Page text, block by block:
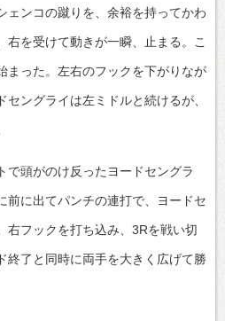
ェンコの蹴りを、余裕を持ってかわ
右を受けて動きが一瞬、止まる。こ
まった。左右のフックを下がりなが
ングライは左ミドルと続けるが、
で頭がのけ反ったヨードセングラ
前に出てパンチの連打で、ヨードセ
右フックを打ち込み、3Rを戦い切
終了と同時に両手を大きく広げて勝